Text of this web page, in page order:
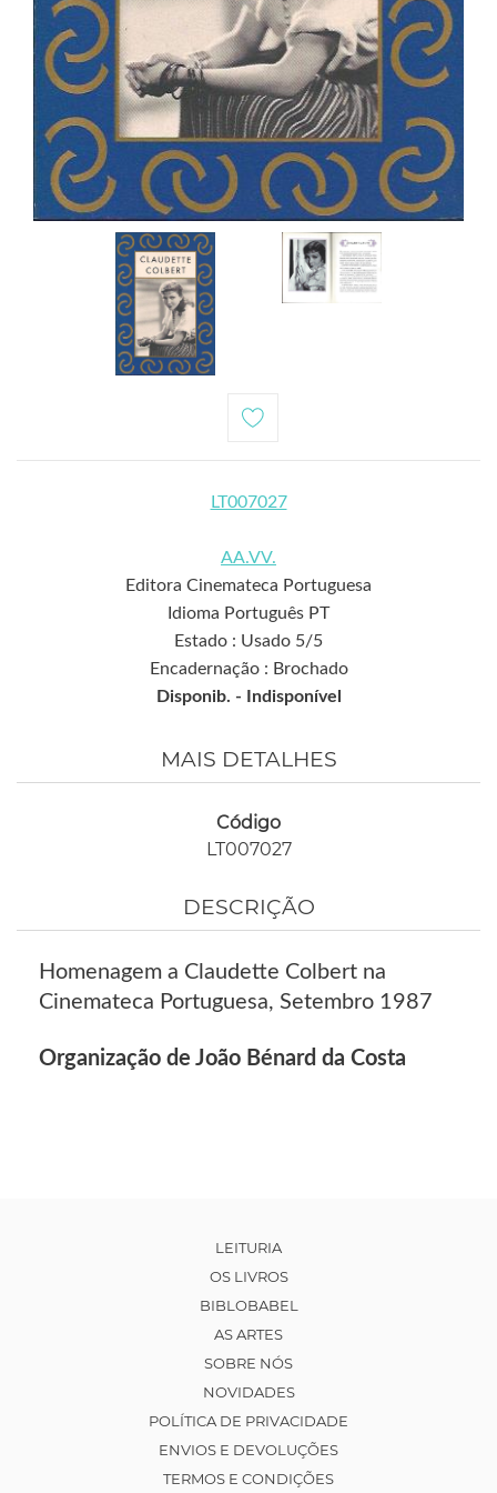
LT007027
AA.VV.
Editora Cinemateca Portuguesa
Idioma Português PT
Estado : Usado 5/5
Encadernação : Brochado
Disponib. -
Indisponível
MAIS DETALHES
Código
LT007027
DESCRIÇÃO
Homenagem a Claudette Colbert na
Cinemateca Portuguesa, Setembro 1987
Organização de João Bénard da Costa
LEITURIA
OS LIVROS
BIBLOBABEL
AS ARTES
SOBRE NÓS
NOVIDADES
POLÍTICA DE PRIVACIDADE
ENVIOS E DEVOLUÇÕES
TERMOS E CONDIÇÕES